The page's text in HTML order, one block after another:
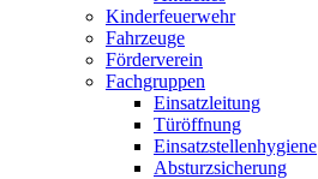
Kinderfeuerwehr
Fahrzeuge
Förderverein
Fachgruppen
Einsatzleitung
Türöffnung
Einsatzstellenhygiene
Absturzsicherung